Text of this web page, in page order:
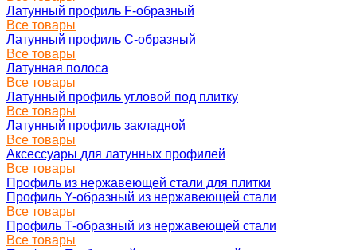
Латунный профиль F-образный
Все товары
Латунный профиль C-образный
Все товары
Латунная полоса
Все товары
Латунный профиль угловой под плитку
Все товары
Латунный профиль закладной
Все товары
Аксессуары для латунных профилей
Все товары
Профиль из нержавеющей стали для плитки
Профиль Y-образный из нержавеющей стали
Все товары
Профиль Т-образный из нержавеющей стали
Все товары